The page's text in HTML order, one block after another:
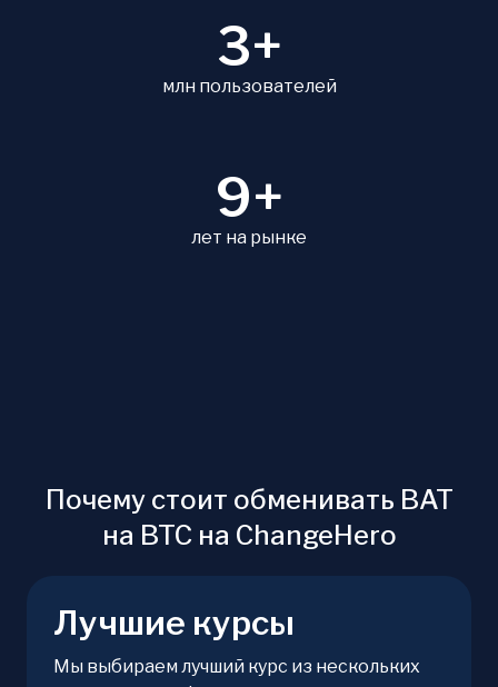
3+
млн пользователей
9+
лет на рынке
Почему стоит обменивать BAT
на BTC на ChangeHero
Лучшие курсы
Мы выбираем лучший курс из нескольких